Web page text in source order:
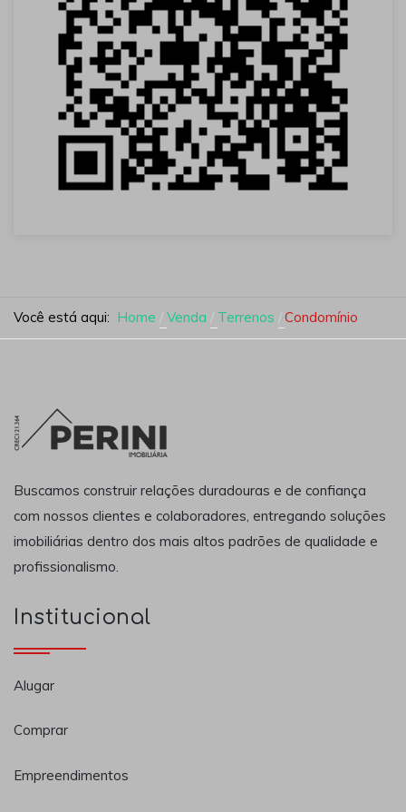
Você está aqui: Home Venda Terrenos Condomínio
Buscamos construir relações duradouras e de confiança
com nossos clientes e colaboradores, entregando soluções
imobiliárias dentro dos mais altos padrões de qualidade e
profissionalismo.
Institucional
Alugar
Comprar
Empreendimentos